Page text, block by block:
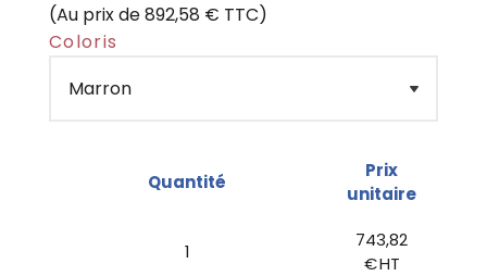
(Au prix de 892,58 € TTC)
Coloris
Quantité
Prix
unitaire
1
743,82
€ HT